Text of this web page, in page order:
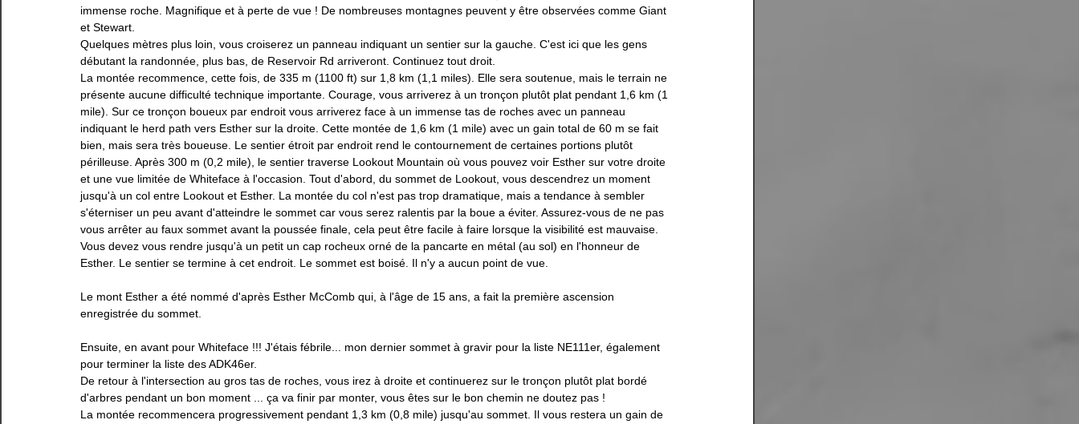
immense roche. Magnifique et à perte de vue ! De nombreuses montagnes peuvent y être observées comme Giant
et Stewart.
Quelques mètres plus loin, vous croiserez un panneau indiquant un sentier sur la gauche. C'est ici que les gens
débutant la randonnée, plus bas, de Reservoir Rd arriveront. Continuez tout droit.
La montée recommence, cette fois, de 335 m (1100 ft) sur 1,8 km (1,1 miles). Elle sera soutenue, mais le terrain ne
présente aucune difficulté technique importante. Courage, vous arriverez à un tronçon plutôt plat pendant 1,6 km (1
mile). Sur ce tronçon boueux par endroit vous arriverez face à un immense tas de roches avec un panneau
indiquant le herd path vers Esther sur la droite. Cette montée de 1,6 km (1 mile) avec un gain total de 60 m se fait
bien, mais sera très boueuse. Le sentier étroit par endroit rend le contournement de certaines portions plutôt
périlleuse. Après 300 m (0,2 mile), le sentier traverse Lookout Mountain où vous pouvez voir Esther sur votre droite
et une vue limitée de Whiteface à l'occasion. Tout d'abord, du sommet de Lookout, vous descendrez un moment
jusqu'à un col entre Lookout et Esther. La montée du col n'est pas trop dramatique, mais a tendance à sembler
s'éterniser un peu avant d'atteindre le sommet car vous serez ralentis par la boue a éviter. Assurez-vous de ne pas
vous arrêter au faux sommet avant la poussée finale, cela peut être facile à faire lorsque la visibilité est mauvaise.
Vous devez vous rendre jusqu'à un petit un cap rocheux orné de la pancarte en métal (au sol) en l'honneur de
Esther. Le sentier se termine à cet endroit. Le sommet est boisé. Il n'y a aucun point de vue.
Le mont Esther a été nommé d'après Esther McComb qui, à l'âge de 15 ans, a fait la première ascension
enregistrée du sommet.
Ensuite, en avant pour Whiteface !!! J'étais fébrile... mon dernier sommet à gravir pour la liste NE111er, également
pour terminer la liste des ADK46er.
De retour à l'intersection au gros tas de roches, vous irez à droite et continuerez sur le tronçon plutôt plat bordé
d'arbres pendant un bon moment ... ça va finir par monter, vous êtes sur le bon chemin ne doutez pas !
La montée recommencera progressivement pendant 1,3 km (0,8 mile) jusqu'au sommet. Il vous restera un gain de